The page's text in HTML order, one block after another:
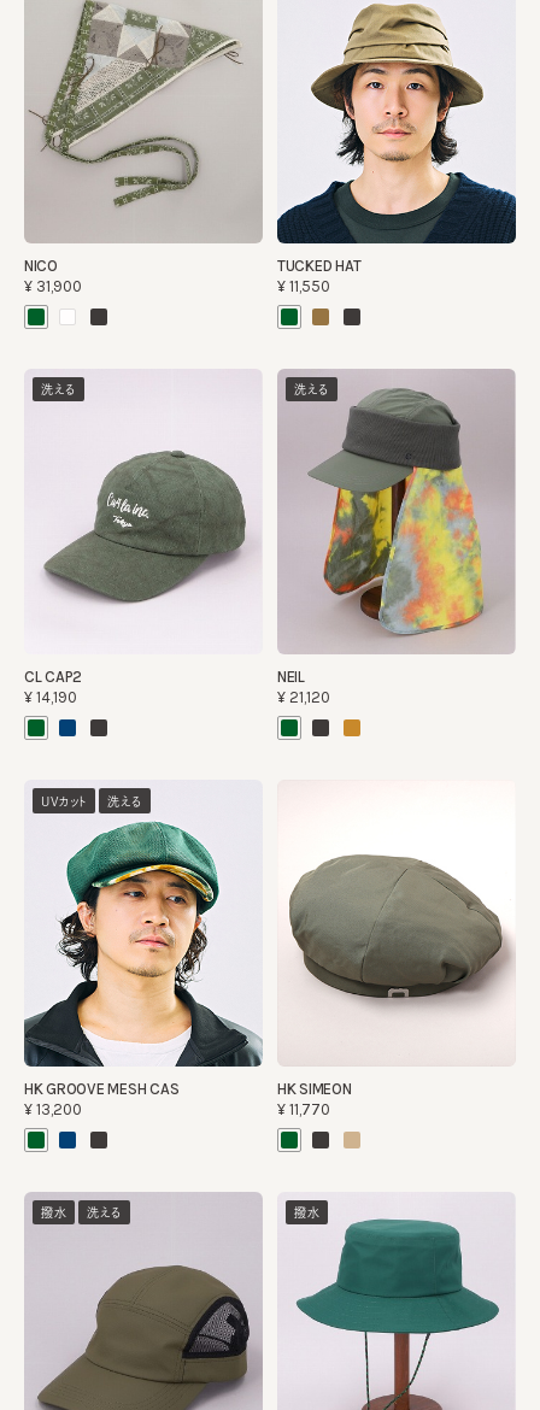
NICO
¥31,900
TUCKED HAT
¥11,550
洗える
CL CAP2
¥14,190
洗える
NEIL
¥21,120
UVカット 洗える
HK GROOVE MESH CAS
¥13,200
HK SIMEON
¥11,770
撥水 洗える 撥水